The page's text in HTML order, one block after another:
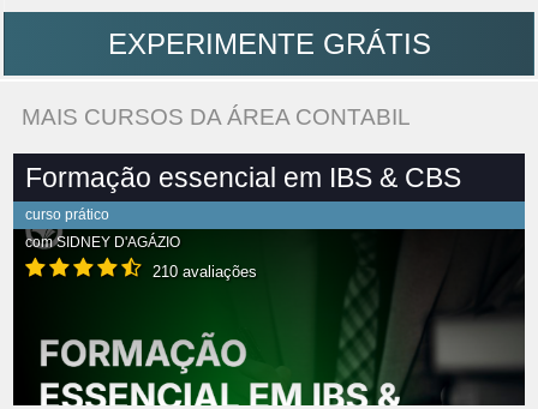
EXPERIMENTE GRÁTIS
MAIS CURSOS DA ÁREA CONTABIL
Formação essencial em IBS & CBS
curso prático
comSIDNEY D'AGÁZIO
210 avaliações